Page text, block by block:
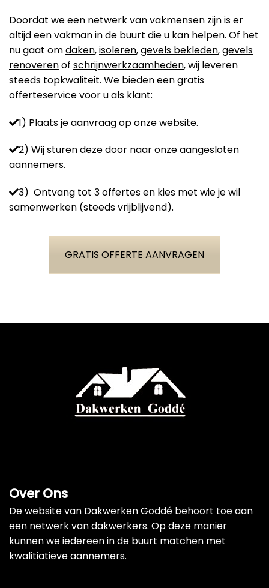
Doordat we een netwerk van vakmensen zijn is er
altijd een vakman in de buurt die u kan helpen. Of het
nu gaat omdaken,isoleren,gevels bekleden,gevels
renoverenof schrijnwerkzaamheden, wij leveren
steeds topkwaliteit. We bieden een gratis
offerteservice voor u als klant:
1) Plaats je aanvraag op onze website.
2) Wij sturen deze door naar onze aangesloten
aannemers.
3) Ontvang tot 3 offertes en kies met wie je wil
samenwerken (steeds vrijblijvend).
GRATIS OFFERTE AANVRAGEN
Over Ons
De website van Dakwerken Goddé behoort toe aan
een netwerk van dakwerkers. Op deze manier
kunnen we iedereen in de buurt matchen met
kwalitiatieve aannemers.